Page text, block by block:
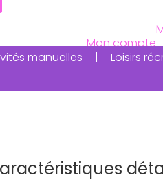
manuelles
Loisirs